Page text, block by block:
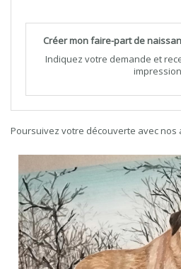
Créer mon faire-part de
Indiquez votre demande et
Poursuivez votre découverte avec